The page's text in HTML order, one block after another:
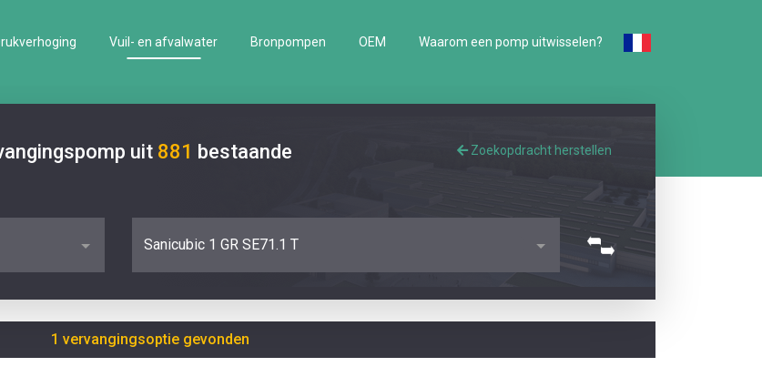
Vuil- en afvalwater Bronpompen OEM Waarom een pomp uitwisselen?
uit 881 bestaande
Zoekopdracht herstellen
Sanicubic 1 GR SE71.1 T
1 vervangingsoptie gevonden